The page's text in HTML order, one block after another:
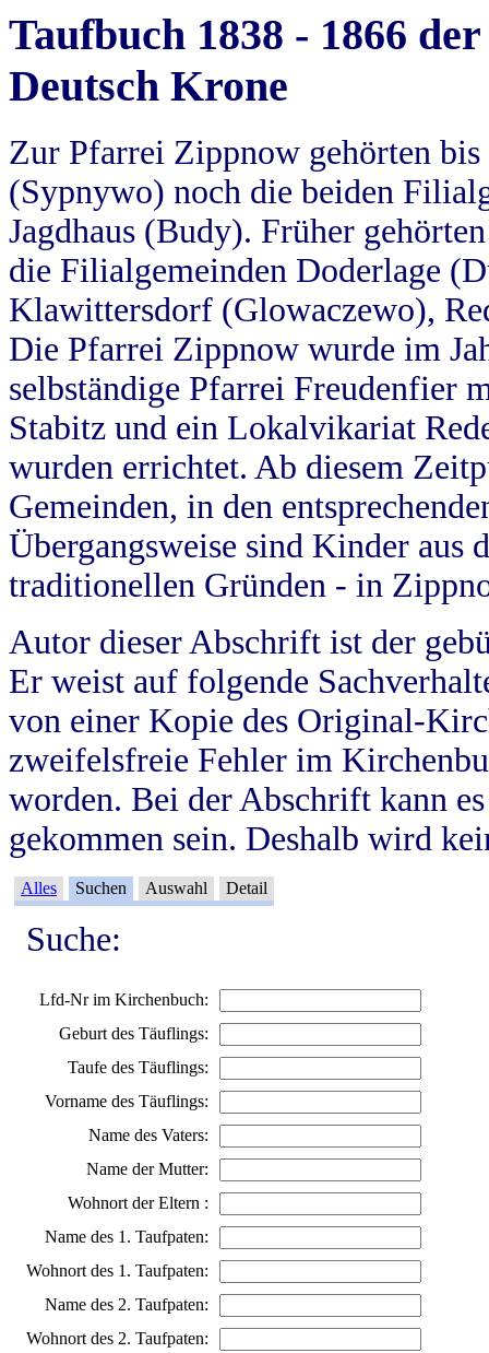
Taufbuch 1838 - 1866
Deutsch Krone
Zur Pfarrei Zippnow gehörten
(Sypnywo) noch die beiden
Jagdhaus (Budy). Früher
die Filialgemeinden Doderlage
Klawittersdorf (Glowaczewo),
Die Pfarrei Zippnow wurde im
selbständige Pfarrei Freudenfier
Stabitz und ein Lokalvikariat
wurden errichtet. Ab diesem
Gemeinden, in den
Übergangsweise sind Kinder aus
traditionellen Gründen - in
Autor dieser Abschrift ist der
Er weist auf folgende
von einer Kopie des Original-
zweifelsfreie Fehler im
worden. Bei der Abschrift kann
gekommen sein. Deshalb wird
Alles Suchen Auswahl Detail
Suche:
Lfd-Nr im Kirchenbuch:
Geburt des Täuflings:
Taufe des Täuflings:
Vorname des Täuflings:
Name des Vaters:
Name der Mutter:
Wohnort der Eltern :
Name des 1. Taufpaten:
Wohnort des 1. Taufpaten:
Name des 2. Taufpaten:
Wohnort des 2. Taufpaten: